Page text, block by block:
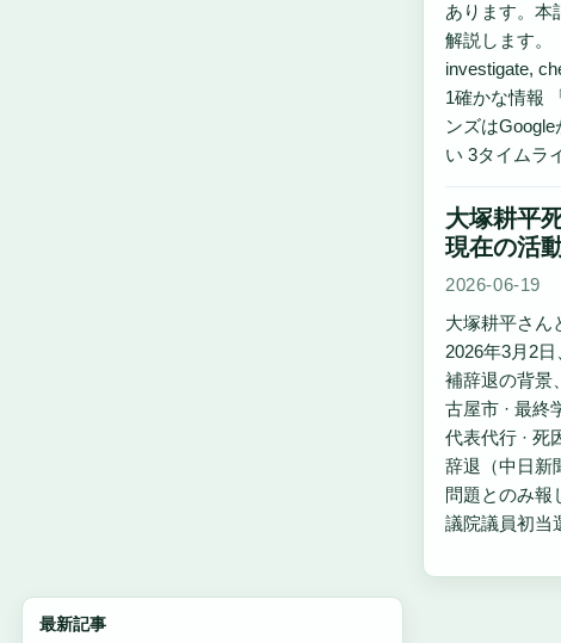
あります。本
解説します。
investigate,
1確かな情報
ンズは
い 3タイムラ
大塚耕平
現在の活
2026-06-19
大塚耕平さん
2026年3月2
補辞退の背景
古屋市 · 最終
代表代行 · 死
辞退（中日新
問題とのみ報
議院議員初当
最新記事